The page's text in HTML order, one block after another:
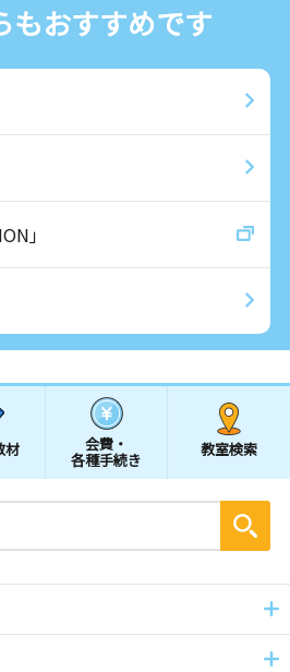
もおすすめです
」
材 会費・
各種手続き
教室検索